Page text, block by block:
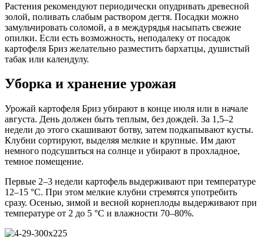
Растения рекомендуют периодически опудривать древесной
золой, поливать слабым раствором дегтя. Посадки можно
замульчировать соломой, а в междурядья насыпать свежие
опилки. Если есть возможность, неподалеку от посадок
картофеля Бриз желательно разместить бархатцы, душистый
табак или календулу.
Уборка и хранение урожая
Урожай картофеля Бриз убирают в конце июля или в начале
августа. День должен быть теплым, без дождей. За 1,5–2
недели до этого скашивают ботву, затем подкапывают кусты.
Клубни сортируют, выделяя мелкие и крупные. Им дают
немного подсушиться на солнце и убирают в прохладное,
темное помещение.
Первые 2–3 недели картофель выдерживают при температуре
12–15 °C. При этом мелкие клубни стремятся употребить
сразу. Осенью, зимой и весной корнеплоды выдерживают при
температуре от 2 до 5 °C и влажности 70–80%.